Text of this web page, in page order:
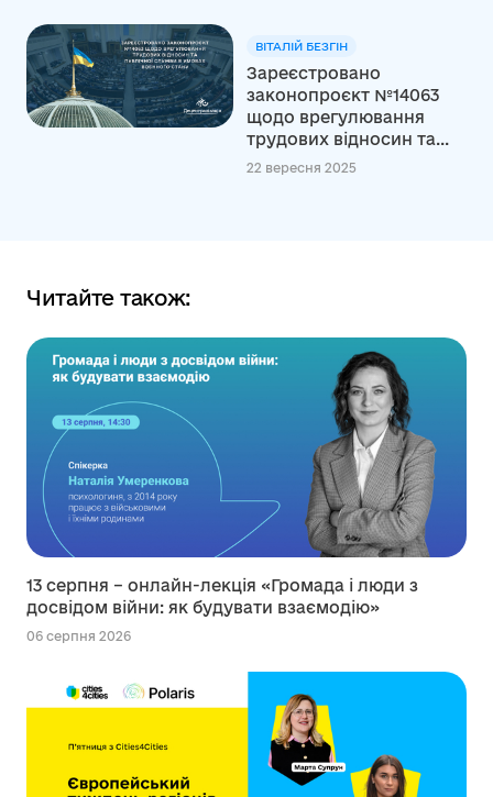
ВІТАЛІЙ БЕЗГІН
Зареєстровано
законопроєкт №14063
щодо врегулювання
трудових відносин та...
22 вересня 2025
Читайте також:
13 серпня – онлайн-лекція «Громада і люди з
досвідом війни: як будувати взаємодію»
06 серпня 2026